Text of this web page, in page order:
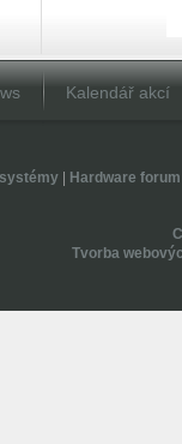
Kalendář akcí
| Hardware forum
Tvorba